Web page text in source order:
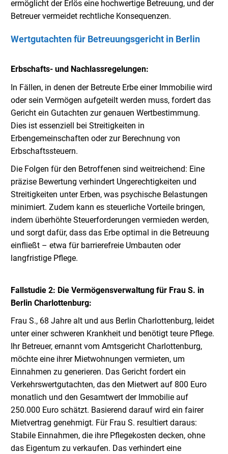
ermöglicht der Erlös eine hochwertige Betreuung, und der
Betreuer vermeidet rechtliche Konsequenzen.
Wertgutachten für Betreuungsgericht in Berlin
Erbschafts- und Nachlassregelungen:
In Fällen, in denen der Betreute Erbe einer Immobilie wird
oder sein Vermögen aufgeteilt werden muss, fordert das
Gericht ein Gutachten zur genauen Wertbestimmung.
Dies ist essenziell bei Streitigkeiten in
Erbengemeinschaften oder zur Berechnung von
Erbschaftssteuern.
Die Folgen für den Betroffenen sind weitreichend: Eine
präzise Bewertung verhindert Ungerechtigkeiten und
Streitigkeiten unter Erben, was psychische Belastungen
minimiert. Zudem kann es steuerliche Vorteile bringen,
indem überhöhte Steuerforderungen vermieden werden,
und sorgt dafür, dass das Erbe optimal in die Betreuung
einfließt – etwa für barrierefreie Umbauten oder
langfristige Pflege.
Fallstudie 2: Die Vermögensverwaltung für Frau S. in
Berlin Charlottenburg:
Frau S., 68 Jahre alt und aus Berlin Charlottenburg, leidet
unter einer schweren Krankheit und benötigt teure Pflege.
Ihr Betreuer, ernannt vom Amtsgericht Charlottenburg,
möchte eine ihrer Mietwohnungen vermieten, um
Einnahmen zu generieren. Das Gericht fordert ein
Verkehrswertgutachten, das den Mietwert auf 800 Euro
monatlich und den Gesamtwert der Immobilie auf
250.000 Euro schätzt. Basierend darauf wird ein fairer
Mietvertrag genehmigt. Für Frau S. resultiert daraus:
Stabile Einnahmen, die ihre Pflegekosten decken, ohne
das Eigentum zu verkaufen. Das verhindert eine